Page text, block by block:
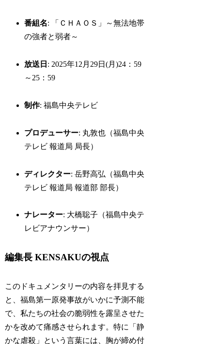
番組名: 「ＣＨＡＯＳ」～無法地帯
の強者と弱者～
放送日 : 2025年12月29日(月)24：59
～25：59
制作: 福島中央テレビ
プロデューサー: 丸敦也（福島中央
テレビ 報道局 局長）
ディレクター: 岳野高弘（福島中央
テレビ 報道局 報道部 部長）
ナレーター: 大橋聡子（福島中央テ
レビアナウンサー）
編集長 KENSAKUの視点
このドキュメンタリーの内容を拝見する
と、福島第一原発事故がいかに予測不能
で、私たちの社会の脆弱性を露呈させた
かを改めて痛感させられます。特に「静
かな虐殺」という言葉には、胸が締め付